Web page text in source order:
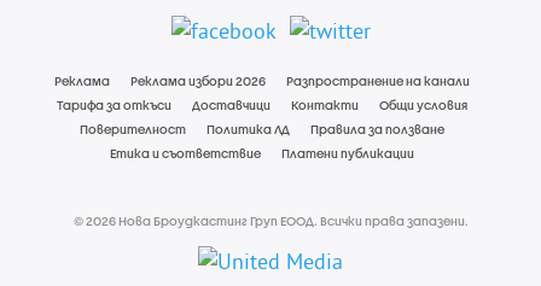
Реклама Реклама избори 2026
Разпространение на канали
Тарифа за откъси
Доставчици Контакти
Общи условия
Поверителност
Политика ЛД
Правила за ползване
Етика и съответствие
Платени публикации
© 2026 Нова Броудкастинг Груп ЕООД. Всички права запазени.